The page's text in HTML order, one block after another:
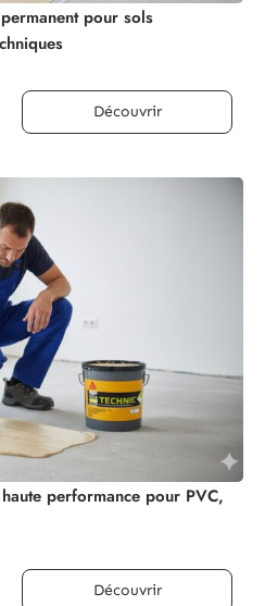
pour sols
Découvrir
performance pour PVC,
Découvrir